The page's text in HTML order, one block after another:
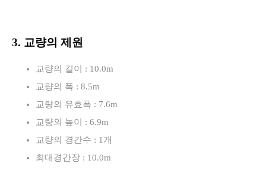
3. 교량의 제원
교량의 길이 : 10.0m
교량의 폭 : 8.5m
교량의 유효폭 : 7.6m
교량의 높이 : 6.9m
교량의 경간수 : 1개
최대경간장 : 10.0m